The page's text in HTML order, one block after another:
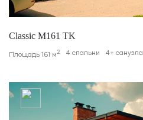
Classic M161 TK
Площадь 161 м2 4 спальни 4+ санузла